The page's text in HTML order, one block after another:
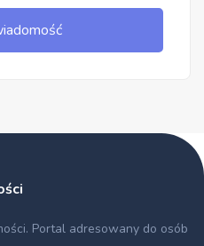
. Portal adresowany do osób